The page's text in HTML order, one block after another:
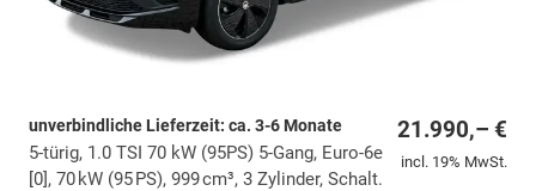
21.990,– €
incl. 19% MwSt.
unverbindliche Lieferzeit: ca. 3-6 Monate
5-türig, 1.0 TSI 70 kW (95PS) 5-Gang, Euro-6e
[0], 70 kW (95 PS), 999 cm³, 3 Zylinder, Schalt.